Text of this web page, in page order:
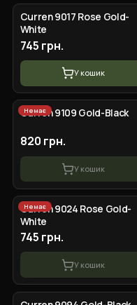
Curren 9017 Rose Gold-
White
745 грн.
У кошик
Немає
Сurren 9109 Gold-Black
820 грн.
У кошик
Немає
Curren 9024 Rose Gold-
White
745 грн.
У кошик